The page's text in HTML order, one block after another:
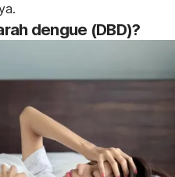
dengue (DBD)?